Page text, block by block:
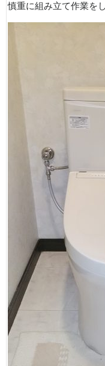
慎重に組み立て作業を